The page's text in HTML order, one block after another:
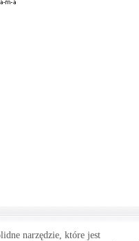
narzędzie, które jest